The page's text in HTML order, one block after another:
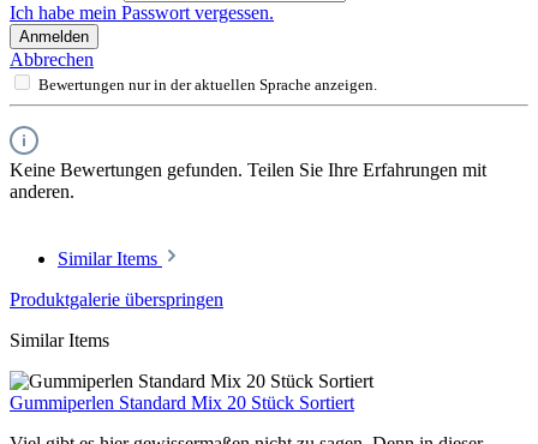
Ich habe mein Passwort vergessen.
Anmelden
Abbrechen
Bewertungen nur in der aktuellen Sprache anzeigen.
Keine Bewertungen gefunden. Teilen Sie Ihre Erfahrungen mit
anderen.
Similar Items
Produktgalerie überspringen
Similar Items
Gummiperlen Standard Mix 20 Stück Sortiert